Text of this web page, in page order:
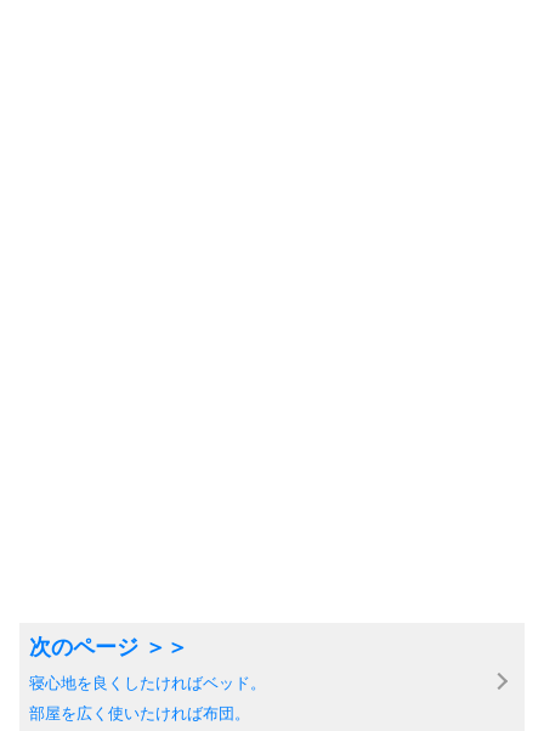
寝心地を良くしたければベッド。
部屋を広く使いたければ布団。